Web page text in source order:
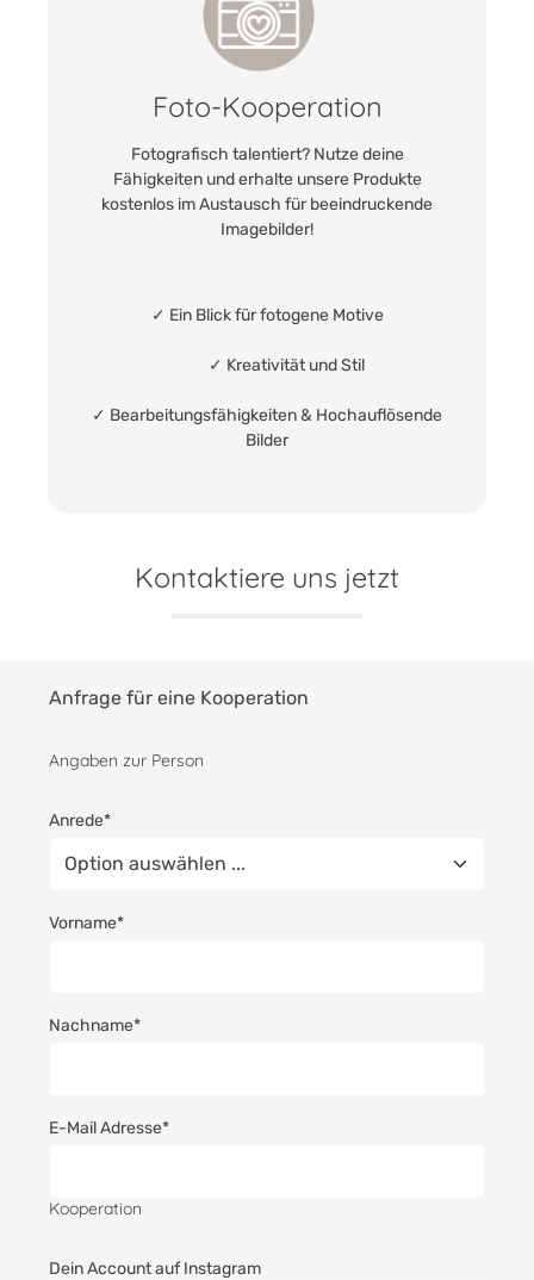
Foto-Kooperation
Fotografisch talentiert? Nutze deine
Fähigkeiten und erhalte unsere Produkte
kostenlos im Austausch für beeindruckende
Imagebilder!
✓ Ein Blick für fotogene Motive
✓ Kreativität und Stil
✓ Bearbeitungsfähigkeiten & Hochauflösende
Bilder
Kontaktiere uns jetzt
Anfrage für eine Kooperation
Angaben zur Person
Anrede*
Vorname*
Nachname*
E-Mail Adresse*
Kooperation
Dein Account auf Instagram